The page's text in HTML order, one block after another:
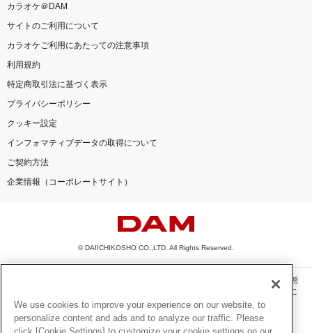
カラオケ＠DAM
サイトのご利用について
カラオケご利用にあたっての注意事項
利用規約
特定商取引法に基づく表示
プライバシーポリシー
クッキー設定
インフォマティブデータの取得について
ご契約方法
企業情報（コーポレートサイト）
© DAIICHIKOSHO CO.,LTD. All Rights Reserved.
このサイトに掲載されている一切の文章・画像・写真・動画・音声等を、手段や形態
を問わず、著作権法の定める範囲を超えて無断で複製、転載、ファイル化などするこ
とを禁じます。
楽曲及びコンテンツは、機種によりご利用いただけない場合があります。
We use cookies to improve your experience on our website, to
personalize content and ads and to analyze our traffic. Please